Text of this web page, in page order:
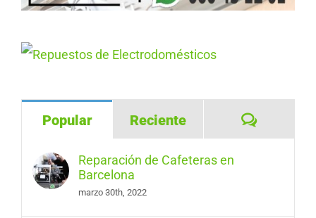
Popular Reciente
Reparación de Cafeteras en
Barcelona
marzo 30th, 2022